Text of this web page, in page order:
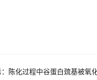
陈化过程中谷蛋白巯基被氧